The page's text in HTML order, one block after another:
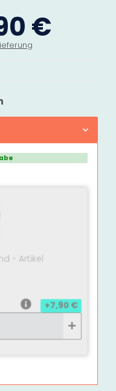
€
- Artikel
+7,90 €